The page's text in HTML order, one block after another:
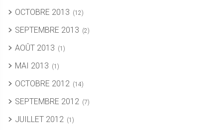
OCTOBRE 2013 (12)
SEPTEMBRE 2013 (2)
AOÛT 2013 (1)
MAI 2013 (1)
OCTOBRE 2012 (14)
SEPTEMBRE 2012 (7)
JUILLET 2012 (1)